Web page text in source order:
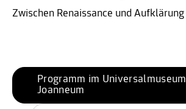
Zwischen Renaissance und Aufklärung
Programm im Universalmuseum
Joanneum